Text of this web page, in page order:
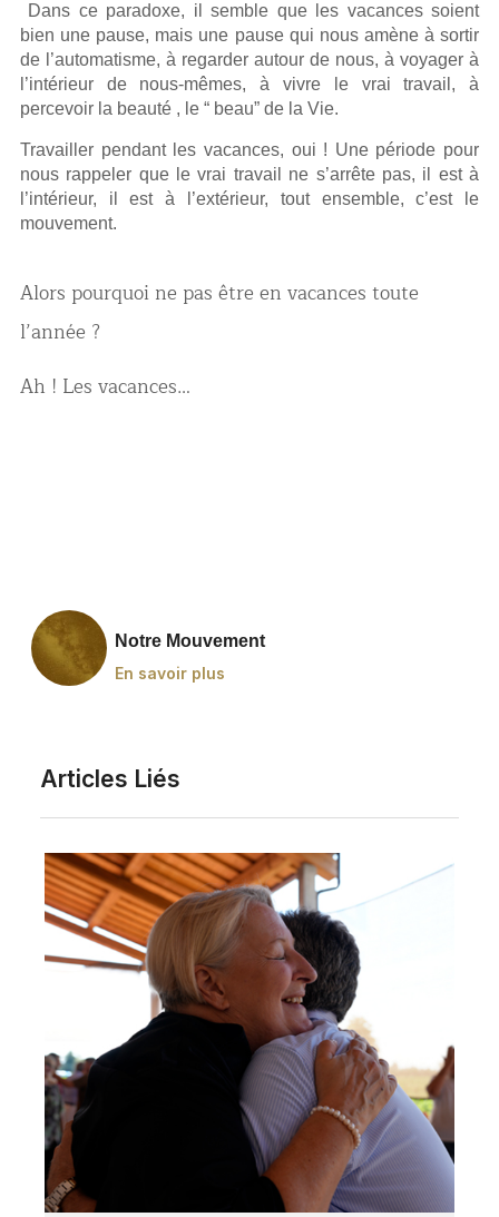
Dans ce paradoxe, il semble que les vacances soient
bien une pause, mais une pause qui nous amène à sortir
de l’automatisme, à regarder autour de nous, à voyager à
l’intérieur de nous-mêmes, à vivre le vrai travail, à
percevoir la beauté , le “ beau” de la Vie.
Travailler pendant les vacances, oui ! Une période pour
nous rappeler que le vrai travail ne s’arrête pas, il est à
l’intérieur, il est à l’extérieur, tout ensemble, c’est le
mouvement.
Alors pourquoi ne pas être en vacances toute
l’année ?
Ah ! Les vacances…
Notre Mouvement
En savoir plus
Articles Liés